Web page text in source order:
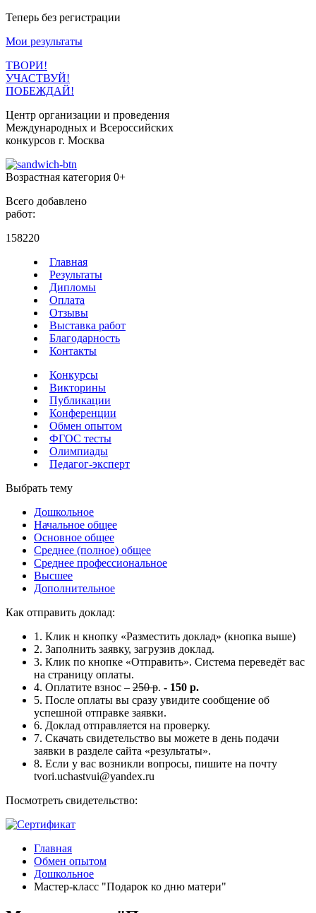
Теперь без регистрации
Мои результаты
ТВОРИ!
УЧАСТВУЙ!
ПОБЕЖДАЙ!
Центр организации и проведения
Международных и Всероссийских
конкурсов г. Москва
Возрастная категория 0+
Всего добавлено
работ:
158220
Главная
Результаты
Дипломы
Оплата
Отзывы
Выставка работ
Благодарность
Контакты
Конкурсы
Викторины
Публикации
Конференции
Обмен опытом
ФГОС тесты
Олимпиады
Педагог-эксперт
Выбрать тему
Дошкольное
Начальное общее
Основное общее
Среднее (полное) общее
Среднее профессиональное
Высшее
Дополнительное
Как отправить доклад:
1. Клик н кнопку «Разместить доклад» (кнопка выше)
2. Заполнить заявку, загрузив доклад.
3. Клик по кнопке «Отправить». Система переведёт вас
на страницу оплаты.
4. Оплатите взнос – 250 р. - 150 р.
5. После оплаты вы сразу увидите сообщение об
успешной отправке заявки.
6. Доклад отправляется на проверку.
7. Скачать свидетельство вы можете в день подачи
заявки в разделе сайта «результаты».
8. Если у вас возникли вопросы, пишите на почту
tvori.uchastvui@yandex.ru
Посмотреть свидетельство:
Главная
Обмен опытом
Дошкольное
Мастер-класс "Подарок ко дню матери"